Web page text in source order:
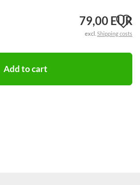
79,00 EUR
excl. Shipping costs
Add to cart